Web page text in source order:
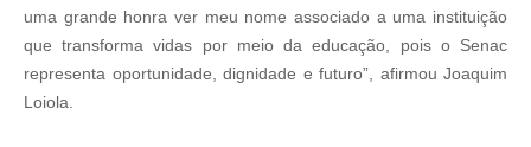
uma grande honra ver meu nome associado a uma instituição
que transforma vidas por meio da educação, pois o Senac
representa oportunidade, dignidade e futuro”, afirmou Joaquim
Loiola.